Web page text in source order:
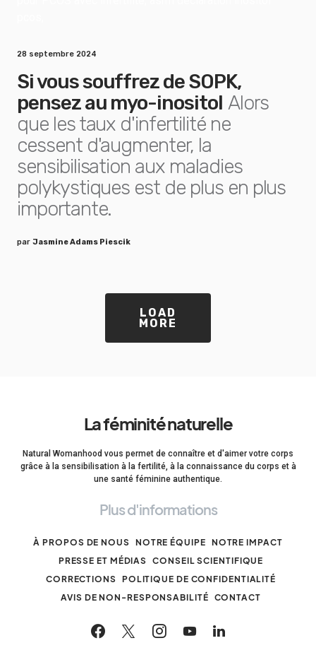
28 septembre 2024
Si vous souffrez de SOPK,
pensez au myo-inositol Alors
que les taux d'infertilité ne
cessent d'augmenter, la
sensibilisation aux maladies
polykystiques est de plus en plus
importante.
par Jasmine Adams Piescik
LOAD
MORE
La féminité naturelle
Natural Womanhood vous permet de connaître et d'aimer votre corps
grâce à la sensibilisation à la fertilité, à la connaissance du corps et à
une santé féminine authentique.
Plus d'informations
À PROPOS DE NOUS NOTRE ÉQUIPE NOTRE IMPACT
PRESSE ET MÉDIAS
CONSEIL SCIENTIFIQUE
CORRECTIONS POLITIQUE DE CONFIDENTIALITÉ
AVIS DE NON-RESPONSABILITÉ CONTACT